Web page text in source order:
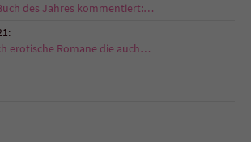
des Jahres kommentiert:…
erotische Romane die auch…